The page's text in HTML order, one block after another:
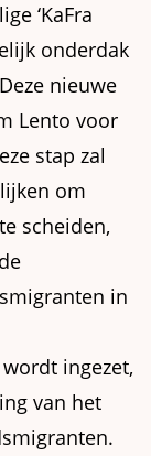
‘KaFra
onderdak
nieuwe
Lento voor
stap zal
om
scheiden,
in
ingezet,
van het